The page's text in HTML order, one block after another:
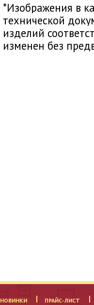
*Изображения в
технической
изделий
изменен без
НОВИНКИ ПРАЙС-ЛИСТ